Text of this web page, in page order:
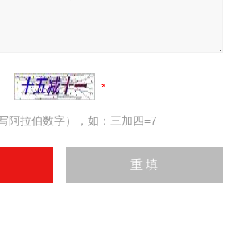
阿拉伯数字），如：三加四=7